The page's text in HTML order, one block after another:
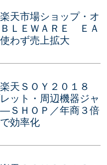
天市場ショップ・オ
ＬＥＷＡＲＥ ＥＡ
わず売上拡大
天ＳＯＹ２０１８
ット・周辺機器ジャ
ＳＨＯＰ／年商３倍
効率化